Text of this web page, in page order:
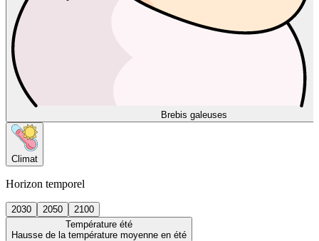
Brebis galeuses
Climat
Horizon temporel
2030 2050
2100
Température été
Hausse de la température moyenne en été